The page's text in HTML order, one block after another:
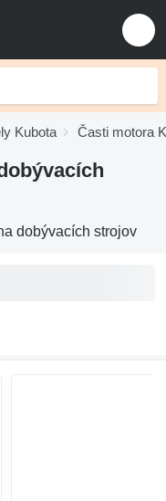
Kubota Časti motora
dobývacích strojov